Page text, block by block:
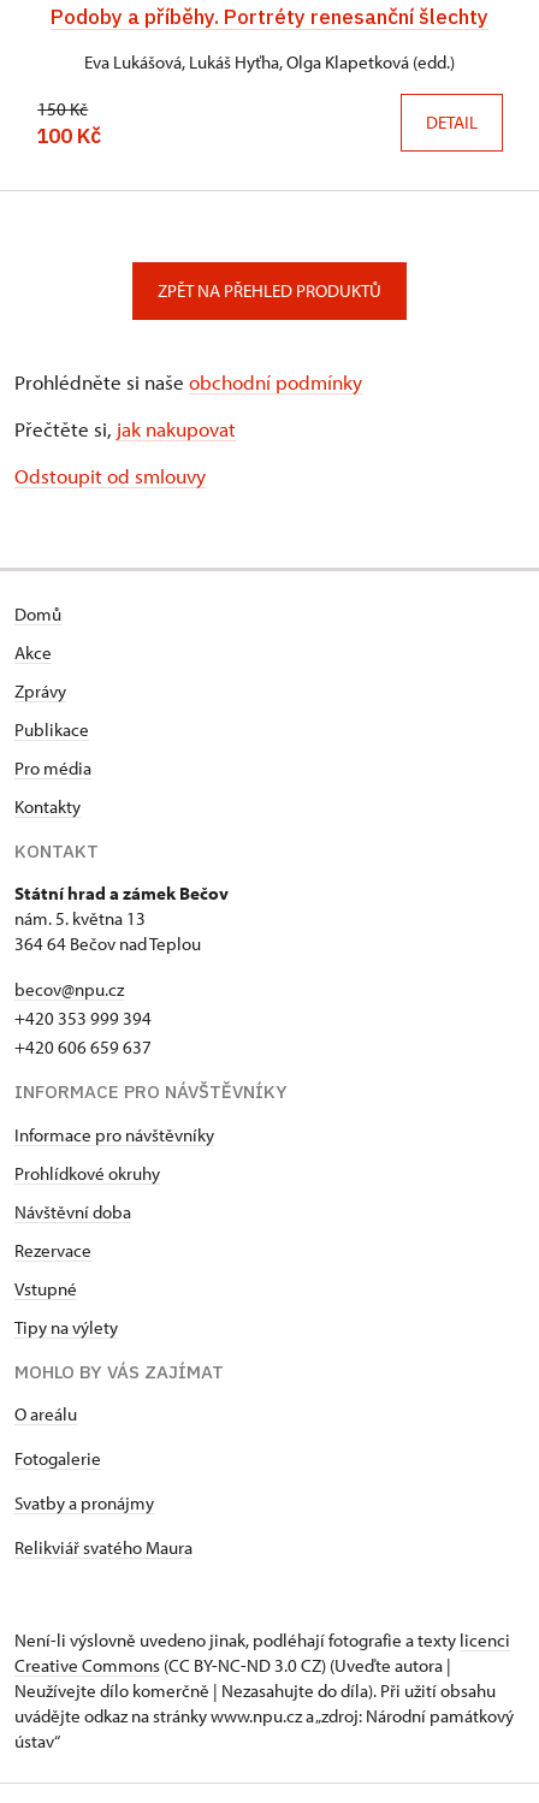
Podoby a příběhy. Portréty renesanční šlechty
Eva Lukášová, Lukáš Hyťha, Olga Klapetková (edd.)
150 Kč
100 Kč DETAIL
ZPĚT NA PŘEHLED PRODUKTŮ
Prohlédněte si naše obchodní podmínky
Přečtěte si, jak nakupovat
Odstoupit od smlouvy
Domů
Akce
Zprávy
Publikace
Pro média
Kontakty
KONTAKT
Státní hrad a zámek Bečov
nám. 5. května 13
364 64 Bečov nad Teplou
becov@npu.cz
+420 353 999 394
+420 606 659 637
INFORMACE PRO NÁVŠTĚVNÍKY
Informace pro návštěvníky
Prohlídkové okruhy
Návštěvní doba
Rezervace
Vstupné
Tipy na výlety
MOHLO BY VÁS ZAJÍMAT
O areálu
Fotogalerie
Svatby a pronájmy
Relikviář svatého Maura
Není-li výslovně uvedeno jinak, podléhají fotografie a texty licenci
Creative Commons (CC BY-NC-ND 3.0 CZ) (Uveďte autora |
Neužívejte dílo komerčně | Nezasahujte do díla). Při užití obsahu
uvádějte odkaz na stránky www.npu.cz a „zdroj: Národní památkový
ústav“